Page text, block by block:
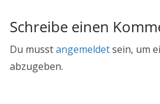
Schreibe einen
Du musstangemeldetsein, um
abzugeben.